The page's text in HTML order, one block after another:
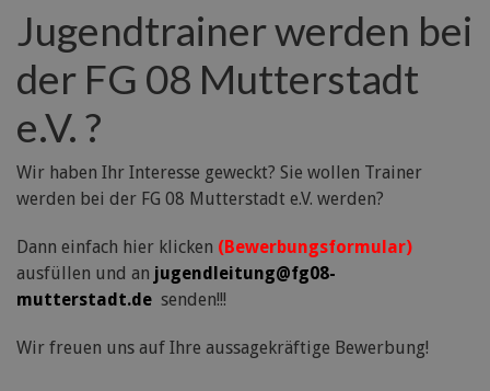
Jugendtrainer werden bei
der FG 08 Mutterstadt
e.V. ?
Wir haben Ihr Interesse geweckt? Sie wollen Trainer
werden bei der FG 08 Mutterstadt e.V. werden?
Dann einfach hier klicken (Bewerbungsformular)
ausfüllen und an jugendleitung@fg08-
mutterstadt.de senden!!!
Wir freuen uns auf Ihre aussagekräftige Bewerbung!